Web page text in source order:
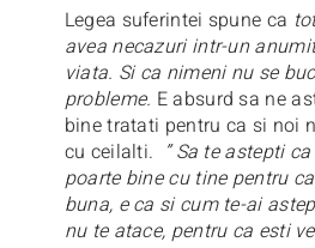
Legea suferintei spune ca
avea necazuri intr-un
viata. Si ca nimeni nu se
probleme. E absurd sa ne
bine tratati pentru ca si noi
cu ceilalti. ” Sa te astepti
poarte bine cu tine pentru
buna, e ca si cum te-ai
nu te atace, pentru ca esti